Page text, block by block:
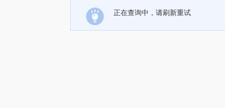
正在查询中，请刷新重试